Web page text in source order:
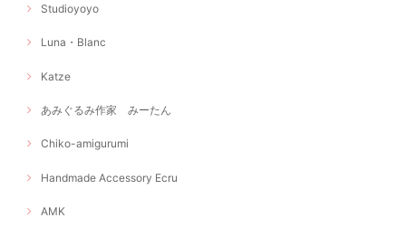
Studioyoyo
Luna・Blanc
Katze
あみぐるみ作家 みーたん
Chiko-amigurumi
Handmade Accessory Ecru
AMK